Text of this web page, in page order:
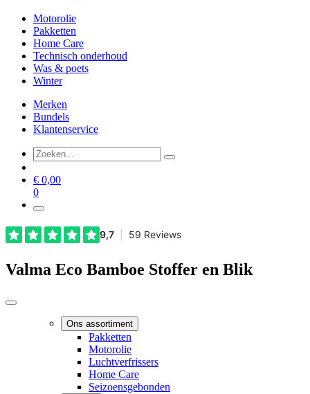
Motorolie
Pakketten
Home Care
Technisch onderhoud
Was & poets
Winter
Merken
Bundels
Klantenservice
€ 0,00
0
Valma Eco Bamboe Stoffer en Blik
Ons assortiment
Pakketten
Motorolie
Luchtverfrissers
Home Care
Seizoensgebonden